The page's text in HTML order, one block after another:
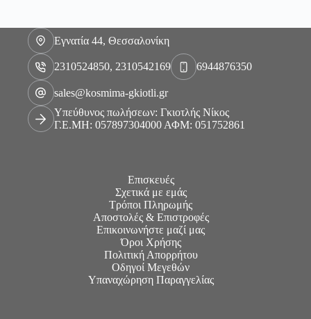
Εγνατία 44, Θεσσαλονίκη
2310524850, 2310542169 6944876350
sales@kosmima-gkiotli.gr
Υπεύθυνος πωλήσεων: Γκιοτλής Νίκος
Γ.Ε.ΜΗ: 057897304000 ΑΦΜ: 051752861
Επισκευές
Σχετικά με εμάς
Τρόποι Πληρωμής
Αποστολές & Επιστροφές
Επικοινωνήστε μαζί μας
Όροι Χρήσης
Πολιτική Απορρήτου
Οδηγοί Μεγεθών
Υπαναχώρηση Παραγγελίας